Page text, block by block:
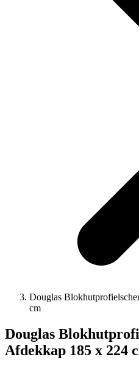
Douglas
cm
Douglas
Afdekkap 185 x 224